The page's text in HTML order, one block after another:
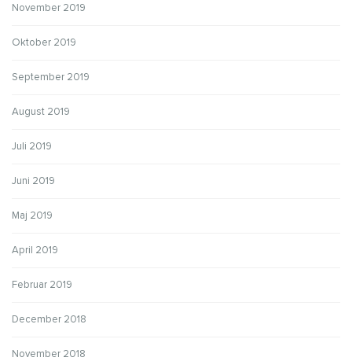
November 2019
Oktober 2019
September 2019
August 2019
Juli 2019
Juni 2019
Maj 2019
April 2019
Februar 2019
December 2018
November 2018